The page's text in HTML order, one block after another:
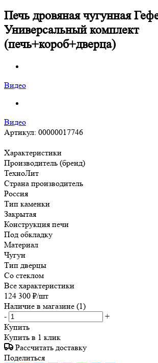
Печь дровяная чугунная
Универсальный комплект
(печь+короб+дверца)
Видео
Видео
Артикул: 00000017746
Характеристики
Производитель (бренд)
ТехноЛит
Страна производитель
Россия
Тип каменки
Закрытая
Конструкция печи
Под обкладку
Материал
Чугун
Тип дверцы
Со стеклом
Все характеристики
124 300 ₽/шт
Наличие в магазине (1)
-
+
Купить
Купить в 1 клик
Рассчитать доставку
Поделиться